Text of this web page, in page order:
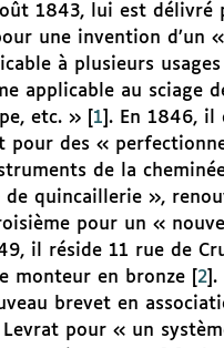
1843, lui est délivré
une invention d’un
à plusieurs
applicable au sciage
etc. »
1 . En 1846, il
pour des «
de la
quincaillerie »,
pour un «
il réside 11 rue de
monteur en bronze
2 .
brevet en
Levrat pour « un